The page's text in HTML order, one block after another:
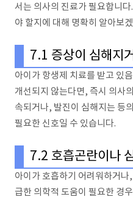
서는 의사의 진료가 필요합니
야 할지에 대해 명확히 알아보
7.1 증상이 심해지
아이가 항생제 치료를 받고 있
개선되지 않는다면, 즉시 의사
속되거나, 발진이 심해지는 등
필요한 신호일 수 있습니다.
7.2 호흡곤란이나
아이가 호흡하기 어려워하거
급한 의학적 도움이 필요한 경